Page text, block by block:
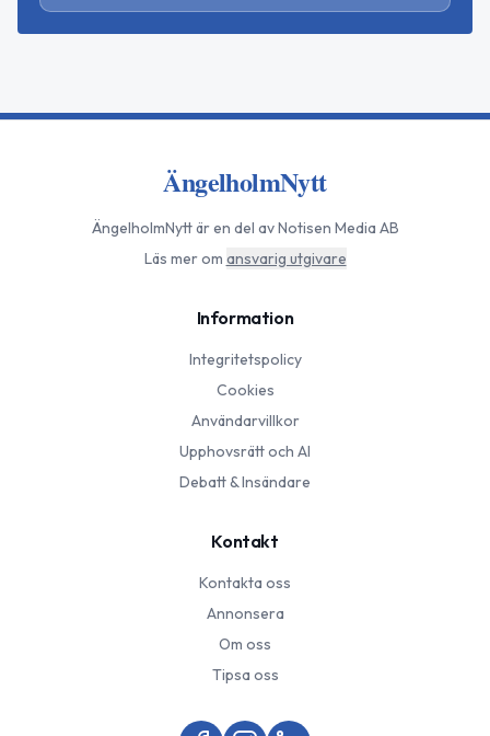
ÄngelholmNytt
ÄngelholmNyttär en del av Notisen Media AB
Läs mer om ansvarig utgivare
Information
Integritetspolicy
Cookies
Användarvillkor
Upphovsrätt och AI
Debatt & Insändare
Kontakt
Kontakta oss
Annonsera
Om oss
Tipsa oss